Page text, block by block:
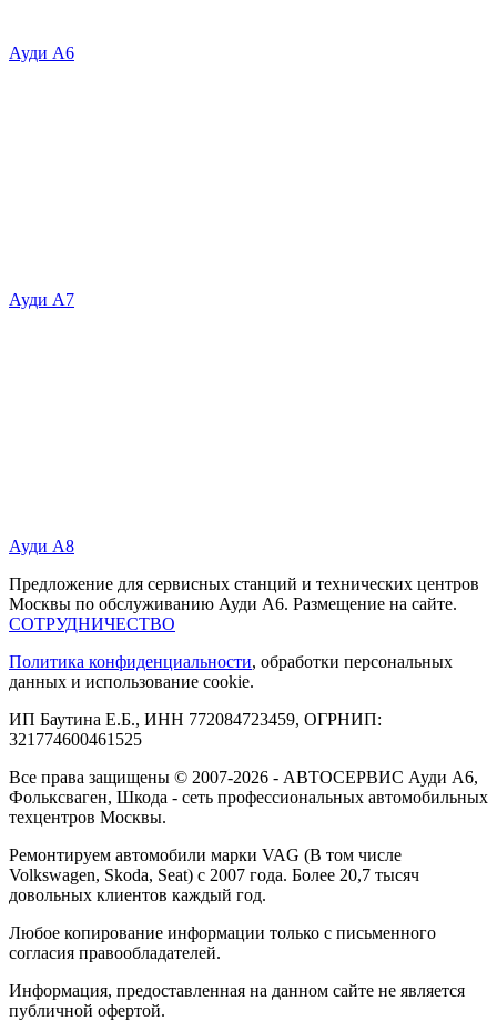
Ауди А6
Ауди А7
Ауди А8
Предложение для сервисных станций и технических центров
Москвы по обслуживанию Ауди А6. Размещение на сайте.
СОТРУДНИЧЕСТВО
Политика конфиденциальности, обработки персональных
данных и использование cookie.
ИП Баутина Е.Б., ИНН 772084723459, ОГРНИП:
321774600461525
Все права защищены © 2007-2026 - АВТОСЕРВИС Ауди А6,
Фольксваген, Шкода - сеть профессиональных автомобильных
техцентров Москвы.
Ремонтируем автомобили марки VAG (В том числе
Volkswagen, Skoda, Seat) с 2007 года. Более 20,7 тысяч
довольных клиентов каждый год.
Любое копирование информации только с письменного
согласия правообладателей.
Информация, предоставленная на данном сайте не является
публичной офертой.